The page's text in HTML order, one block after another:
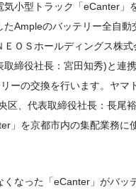
小型トラック「eCanter」
たAmpleのバッテリー全自動
ＯＳホールディングス株式
取締役社長：宮田知秀)と連
ーの交換を行います。ヤマ
区、代表取締役社長：長尾
」を京都市内の集配業務に
くなった「eCanter」がバッ